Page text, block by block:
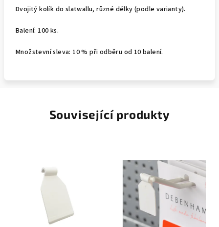
Dvojitý kolík do slatwallu, různé délky (podle varianty).
Balení: 100 ks.
Množstevní sleva: 10 % při odběru od 10 balení.
Související produkty